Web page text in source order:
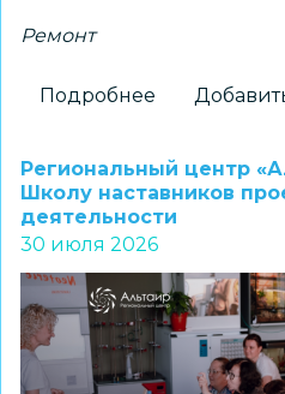
Ремонт
Подробнее
Максим
Кудрявцев
проверил
ход
ремонта
школы
№
Региональный центр
Школу наставников
деятельности
30 июля 2026